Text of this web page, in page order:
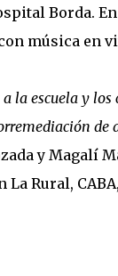
Borda.
música en
la escuela y
de
y Magalí
La Rural,